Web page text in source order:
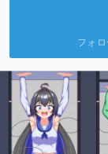
フォ